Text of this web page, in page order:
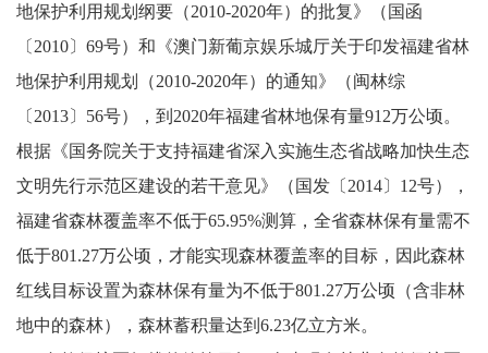
地保护利用规划纲要（2010-2020年）的批复》（国函
〔2010〕69号）和《澳门新葡京娱乐城厅关于印发福建省林
地保护利用规划（2010-2020年）的通知》（闽林综
〔2013〕56号），到2020年福建省林地保有量912万公顷。
根据《国务院关于支持福建省深入实施生态省战略加快生态
文明先行示范区建设的若干意见》（国发〔2014〕12号），
福建省森林覆盖率不低于65.95%测算，全省森林保有量需不
低于801.27万公顷，才能实现森林覆盖率的目标，因此森林
红线目标设置为森林保有量为不低于801.27万公顷（含非林
地中的森林），森林蓄积量达到6.23亿立方米。